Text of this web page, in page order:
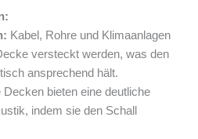
Kabel, Rohre und Klimaanlagen
versteckt werden, was den
ansprechend hält.
Decken bieten eine deutliche
indem sie den Schall